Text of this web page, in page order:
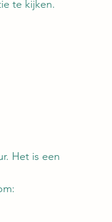
te kijken.
Het is een